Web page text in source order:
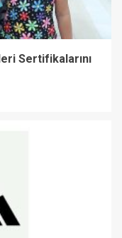
Sertifikalarını